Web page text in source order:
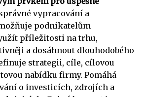
vypracování a
podnikatelům
příležitosti na trhu,
a dosáhnout dlouhodobého
strategii, cíle, cílovou
nabídku firmy. Pomáhá
o investicích, zdrojích a